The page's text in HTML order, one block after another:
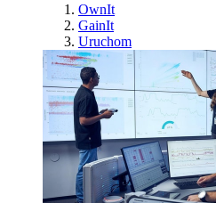
OwnIt
GainIt
Uruchom